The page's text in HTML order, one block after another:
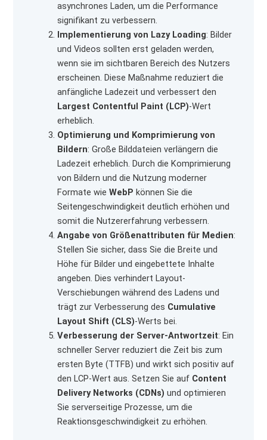
asynchrones Laden, um die Performance
signifikant zu verbessern.
Implementierung von Lazy Loading: Bilder
und Videos sollten erst geladen werden,
wenn sie im sichtbaren Bereich des Nutzers
erscheinen. Diese Maßnahme reduziert die
anfängliche Ladezeit und verbessert den
Largest Contentful Paint (LCP)-Wert
erheblich.
Optimierung und Komprimierung von
Bildern: Große Bilddateien verlängern die
Ladezeit erheblich. Durch die Komprimierung
von Bildern und die Nutzung moderner
Formate wieWebP können Sie die
Seitengeschwindigkeit deutlich erhöhen und
somit die Nutzererfahrung verbessern.
Angabe von Größenattributen für Medien:
Stellen Sie sicher, dass Sie die Breite und
Höhe für Bilder und eingebettete Inhalte
angeben. Dies verhindert Layout-
Verschiebungen während des Ladens und
trägt zur Verbesserung des Cumulative
Layout Shift (CLS)-Werts bei.
Verbesserung der Server-Antwortzeit: Ein
schneller Server reduziert die Zeit bis zum
ersten Byte (TTFB) und wirkt sich positiv auf
den LCP-Wert aus. Setzen Sie auf Content
Delivery Networks (CDNs) und optimieren
Sie serverseitige Prozesse, um die
Reaktionsgeschwindigkeit zu erhöhen.